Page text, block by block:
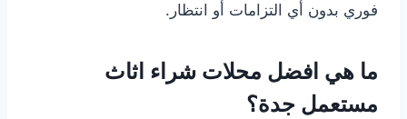
فوري بدون أي التزامات أو انتظار.
ما هي افضل محلات شراء اثاث
مستعمل جدة؟